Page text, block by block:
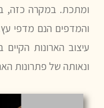
ומתכת. במקרה כזה,
והמדפים הנם מדפי
עיצוב הארונות
ונאותה של פתרונות